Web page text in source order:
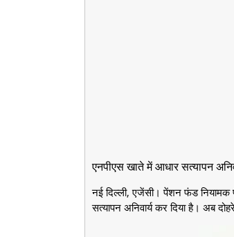
एनपीएस खाते में आधार सत्यापन
नई दिल्ली, एजेंसी। पेंशन फंड नियामक
सत्यापन अनिवार्य कर दिया है। अब